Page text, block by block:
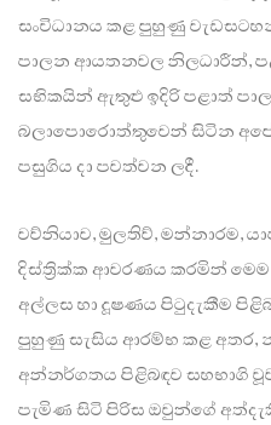
සංවිධානය කළ පුහුණු
පාලන ආයතනවල නිලධාරීන්,
සභිකයින් ඇතුළු ඉදිරි පළාත්
බලාපොරොත්තුවෙන් සිටින
පසුගිය දා පවත්වන ලදී.
වව්නියාව, මුලතිව්, මන්නාරම,
දිස්ත්‍රික්ක ආවරණය කරමින් මෙම
අල්ලස හා දූෂණය පිටුදැකීම
පුහුණු සැසිය ආරම්භ කළ අතර,
අන්නර්ගතය පිළිබඳව සහභාගි
පැමිණ සිටි පිරිස ඔවුන්ගේ